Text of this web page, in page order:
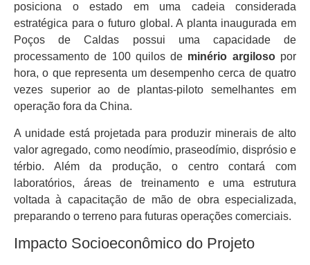
posiciona o estado em uma cadeia considerada
estratégica para o futuro global. A planta inaugurada em
Poços de Caldas possui uma capacidade de
processamento de 100 quilos de minério argilosopor
hora, o que representa um desempenho cerca de quatro
vezes superior ao de plantas-piloto semelhantes em
operação fora da China.
A unidade está projetada para produzir minerais de alto
valor agregado, como neodímio, praseodímio, disprósio e
térbio. Além da produção, o centro contará com
laboratórios, áreas de treinamento e uma estrutura
voltada à capacitação de mão de obra especializada,
preparando o terreno para futuras operações comerciais.
Impacto Socioeconômico do Projeto